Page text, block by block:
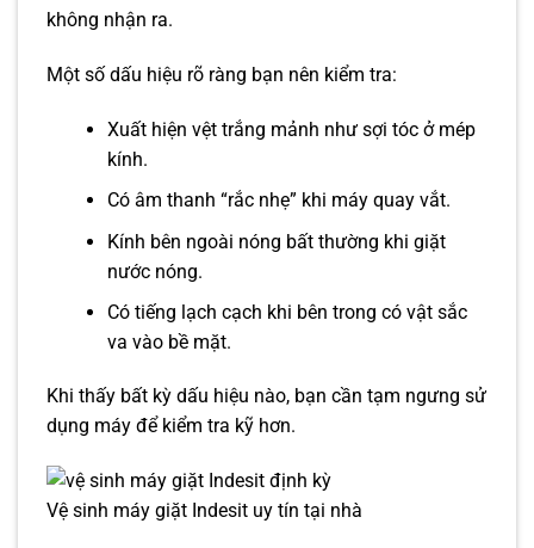
không nhận ra.
Một số dấu hiệu rõ ràng bạn nên kiểm tra:
Xuất hiện vệt trắng mảnh như sợi tóc ở mép
kính.
Có âm thanh “rắc nhẹ” khi máy quay vắt.
Kính bên ngoài nóng bất thường khi giặt
nước nóng.
Có tiếng lạch cạch khi bên trong có vật sắc
va vào bề mặt.
Khi thấy bất kỳ dấu hiệu nào, bạn cần tạm ngưng sử
dụng máy để kiểm tra kỹ hơn.
Vệ sinh máy giặt Indesit uy tín tại nhà